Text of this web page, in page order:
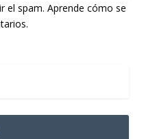
el spam.Aprende cómo se